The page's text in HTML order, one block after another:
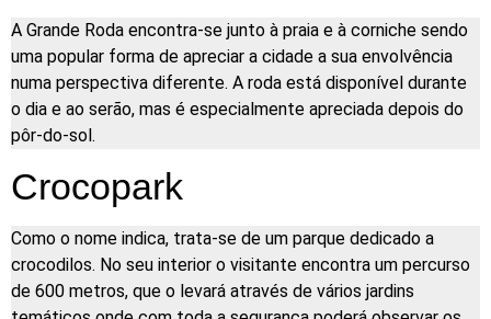
A Grande Roda encontra-se junto à praia e à corniche sendo
uma popular forma de apreciar a cidade a sua envolvência
numa perspectiva diferente. A roda está disponível durante
o dia e ao serão, mas é especialmente apreciada depois do
pôr-do-sol.
Crocopark
Como o nome indica, trata-se de um parque dedicado a
crocodilos. No seu interior o visitante encontra um percurso
de 600 metros, que o levará através de vários jardins